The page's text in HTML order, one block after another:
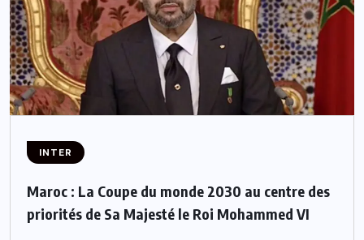
INTER
Maroc : La Coupe du monde 2030 au centre des
priorités de Sa Majesté le Roi Mohammed VI